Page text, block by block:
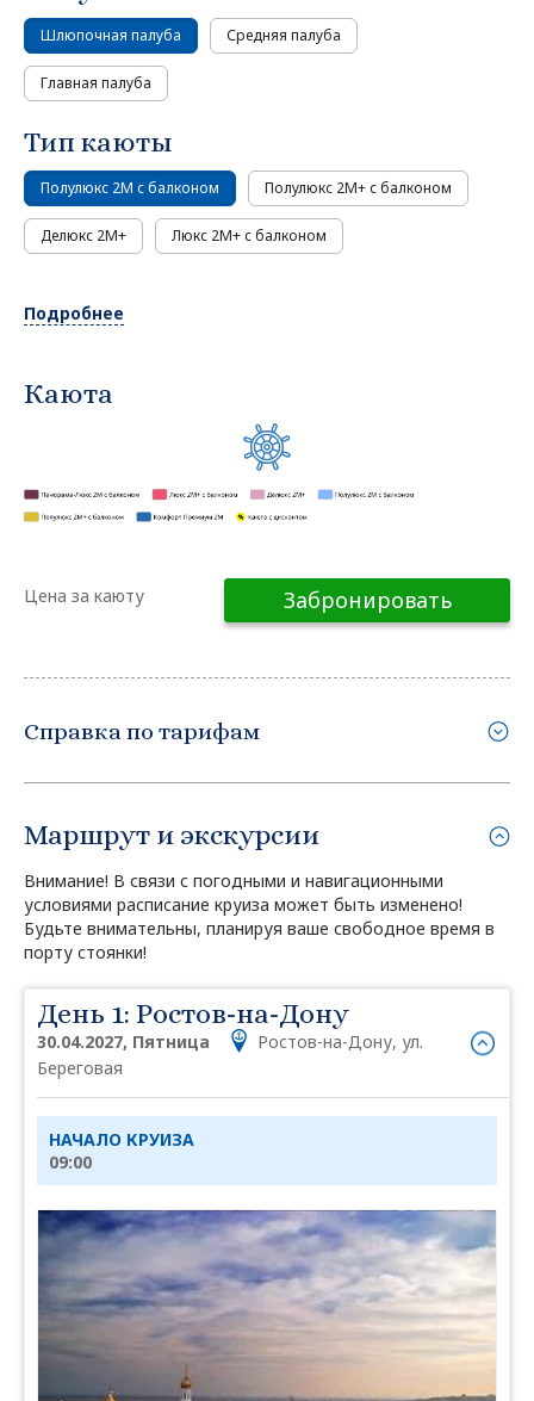
Шлюпочная палуба Средняя палуба
Главная палуба
Тип каюты
Полулюкс 2М с балконом Полулюкс 2М+ с балконом
Делюкс 2М+ Люкс 2М+ с балконом
Подробнее
Каюта
Цена за каюту Забронировать
Справка по тарифам
Маршрут и экскурсии
Внимание! В связи с погодными и навигационными
условиями расписание круиза может быть изменено!
Будьте внимательны, планируя ваше свободное время в
порту стоянки!
День 1: Ростов-на-Дону
30.04.2027, Пятница
Ростов-на-Дону, ул.
Береговая
НАЧАЛО КРУИЗА
09:00